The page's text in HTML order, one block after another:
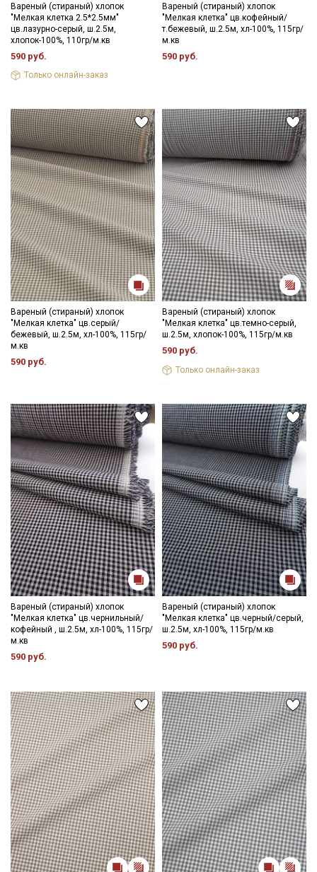
Вареный (стираный) хлопок
"Мелкая клетка 2.5*2.5мм"
цв.лазурно-серый, ш.2.5м,
хлопок-100%, 110гр/м.кв
590 руб.
Только онлайн-заказ
Вареный (стираный) хлопок
"Мелкая клетка" цв.кофейный/
т.бежевый, ш.2.5м, хл-100%, 115гр/
м.кв
590 руб.
Вареный (стираный) хлопок
"Мелкая клетка" цв.серый/
бежевый, ш.2.5м, хл-100%, 115гр/
м.кв
590 руб.
Вареный (стираный) хлопок
"Мелкая клетка" цв.темно-серый,
ш.2.5м, хлопок-100%, 115гр/м.кв
590 руб.
Только онлайн-заказ
Вареный (стираный) хлопок
"Мелкая клетка" цв.чернильный/
кофейный , ш.2.5м, хл-100%, 115гр/
м.кв
590 руб.
Вареный (стираный) хлопок
"Мелкая клетка" цв.черный/серый,
ш.2.5м, хл-100%, 115гр/м.кв
590 руб.
Секретная рассылка от Купава
Мы публикуем здесь дополнительные
промокоды и скидки до 30% на узкие
категории тканей
Электронная почта